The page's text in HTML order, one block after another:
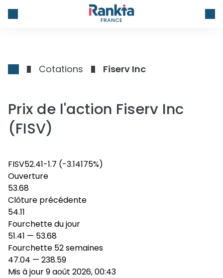
FRANCE
Cotations Fiserv Inc
Prix de l'action Fiserv Inc
(FISV)
FISV52.41-1.7 (-3.14175%)
Ouverture
53.68
Clôture précédente
54.11
Fourchette du jour
51.41 — 53.68
Fourchette 52 semaines
47.04 — 238.59
Mis à jour 9 août 2026, 00:43